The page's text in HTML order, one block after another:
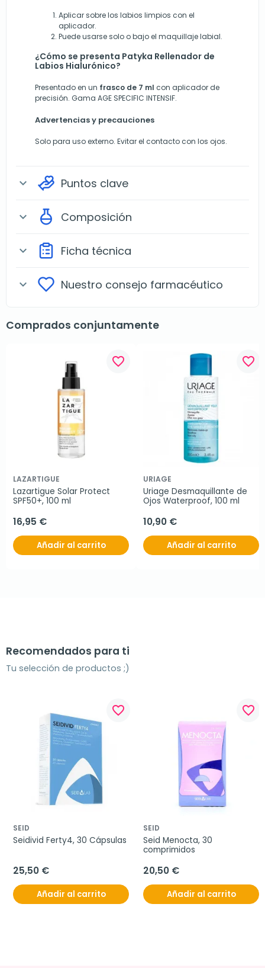
Aplicar sobre los labios limpios con el
aplicador.
Puede usarse solo o bajo el maquillaje labial.
¿Cómo se presenta Patyka Rellenador de
Labios Hialurónico?
Presentado en un frasco de 7 ml con aplicador de
precisión. Gama AGE SPECIFIC INTENSIF.
Advertencias y precauciones
Solo para uso externo. Evitar el contacto con los ojos.
expand_more Puntos clave
expand_more Composición
expand_more Ficha técnica
expand_more Nuestro consejo farmacéutico
Comprados conjuntamente
favorite_border
LAZARTIGUE
Lazartigue Solar Protect
SPF50+, 100 ml
16,95 €
Añadir al carrito
favorite_border
URIAGE
Uriage Desmaquillante de
Ojos Waterproof, 100 ml
10,90 €
Añadir al carrito
Recomendados para ti
Tu selección de productos ;)
favorite_border
SEID
Seidivid Ferty4, 30 Cápsulas
25,50 €
Añadir al carrito
favorite_border
SEID
Seid Menocta, 30
comprimidos
20,50 €
Añadir al carrito